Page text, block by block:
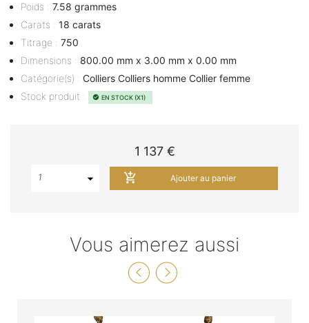
Poids : 7.58 grammes
Carats : 18 carats
Titrage : 750
Dimensions : 800.00 mm x 3.00 mm x 0.00 mm
Catégorie(s) : Colliers Colliers homme Collier femme
Stock produit : check_circle EN STOCK (X1)
1 137 €
1 Ajouter au panier
add_shopping_cart
Vous aimerez aussi